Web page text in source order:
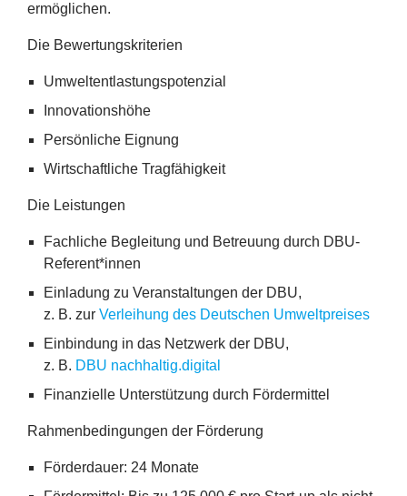
ermöglichen.
Die Bewertungskriterien
Umweltentlastungspotenzial
Innovationshöhe
Persönliche Eignung
Wirtschaftliche Tragfähigkeit
Die Leistungen
Fachliche Begleitung und Betreuung durch DBU-
Referent*innen
Einladung zu Veranstaltungen der DBU,
z. B. zur Verleihung des Deutschen Umweltpreises
Einbindung in das Netzwerk der DBU,
z. B. DBU nachhaltig.digital
Finanzielle Unterstützung durch Fördermittel
Rahmenbedingungen der Förderung
Förderdauer: 24Monate